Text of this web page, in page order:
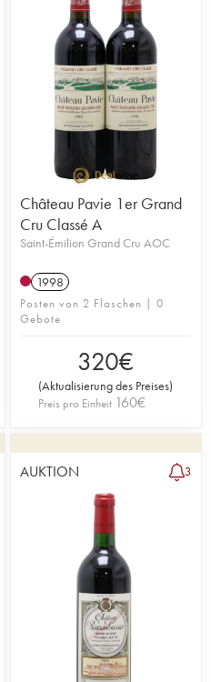
Château Pavie 1er Grand
Cru Classé A
Saint-Émilion Grand Cru AOC
1998
Posten von 2 Flaschen | 0
Gebote
320€
(Aktualisierung des Preises)
Preis pro Einheit 160€
AUKTION 3